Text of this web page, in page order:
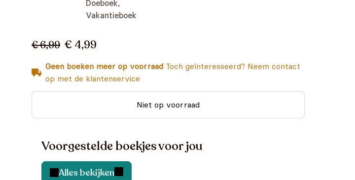
Doeboek,
Vakantieboek
€ 6,99 € 4,99
Geen boeken meer op voorraad Toch geïnteresseerd? Neem contact
op met de klantenservice
Niet op voorraad
Voorgestelde boekjes voor jou
Alles bekijken